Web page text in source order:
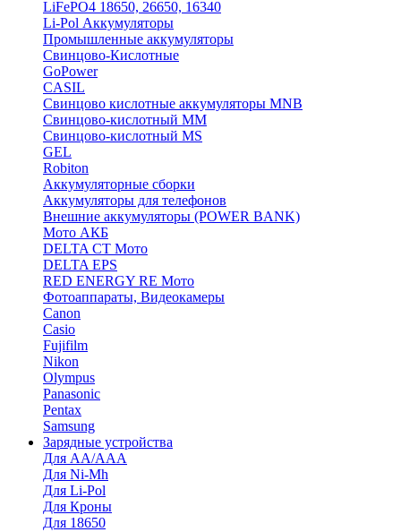
LiFePO4 18650, 26650, 16340
Li-Pol Аккумуляторы
Промышленные аккумуляторы
Свинцово-Кислотные
GoPower
CASIL
Свинцово кислотные аккумуляторы MNB
Cвинцово-кислотный MM
Cвинцово-кислотный MS
GEL
Robiton
Аккумуляторные сборки
Аккумуляторы для телефонов
Внешние аккумуляторы (POWER BANK)
Мото АКБ
DELTA CT Мото
DELTA EPS
RED ENERGY RE Мото
Фотоаппараты, Видеокамеры
Canon
Casio
Fujifilm
Nikon
Olympus
Panasonic
Pentax
Samsung
Зарядные устройства
Для AA/AAA
Для Ni-Mh
Для Li-Pol
Для Кроны
Для 18650